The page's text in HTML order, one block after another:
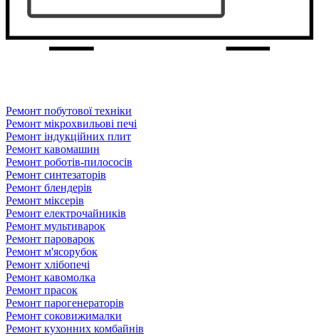
Ремонт побутової техніки
Ремонт мікрохвильові печі
Ремонт індукційних плит
Ремонт кавомашин
Ремонт роботів-пилососів
Ремонт синтезаторів
Ремонт блендерiв
Ремонт мiксерiв
Ремонт електрочайників
Ремонт мультиварок
Ремонт пароварок
Ремонт м'ясорубок
Ремонт хлiбопечi
Ремонт кавомолка
Ремонт прасок
Ремонт парогенераторiв
Ремонт соковижималки
Ремонт кухонних комбайнів